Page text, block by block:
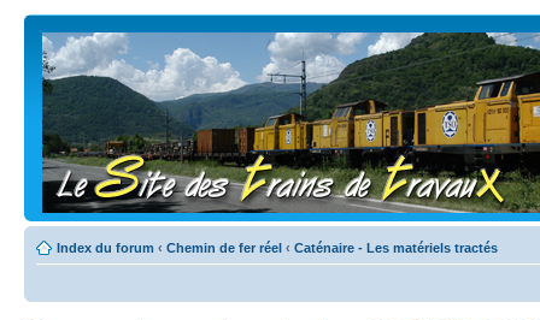
Index du forum ‹ Chemin de fer réel ‹ Caténaire - Les matériels tractés